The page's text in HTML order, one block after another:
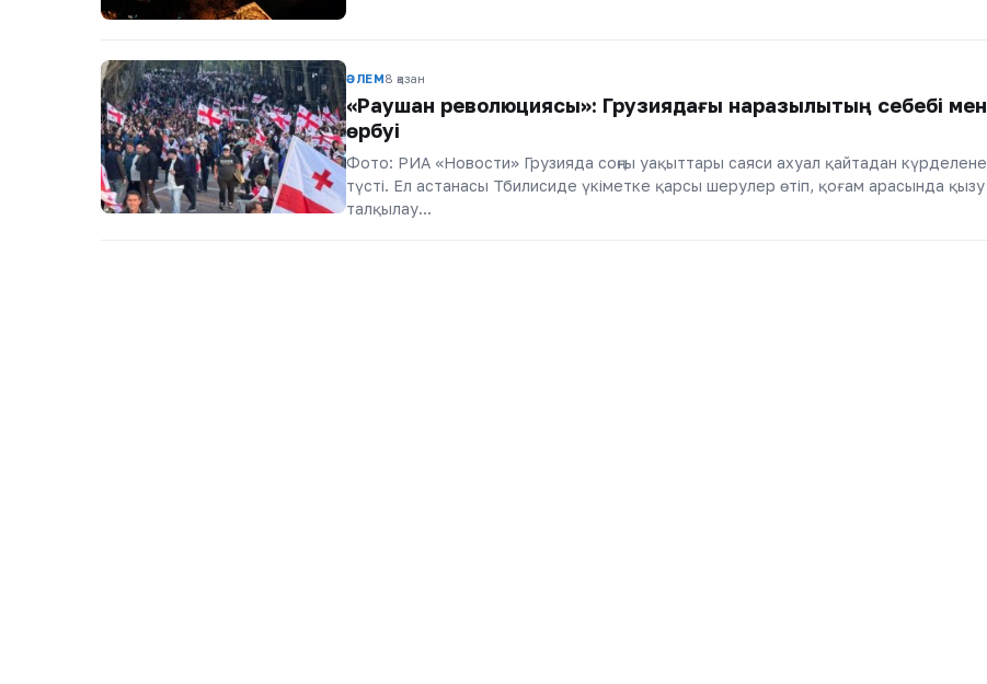
ӘЛЕМ8 қазан
«Раушан революциясы»: Грузиядағы наразылықтың себебі мен
өрбуі
Фото: РИА «Новости» Грузияда соңғы уақыттары саяси ахуал қайтадан күрделене
түсті. Ел астанасы Тбилисиде үкіметке қарсы шерулер өтіп, қоғам арасында қызу
талқылау…